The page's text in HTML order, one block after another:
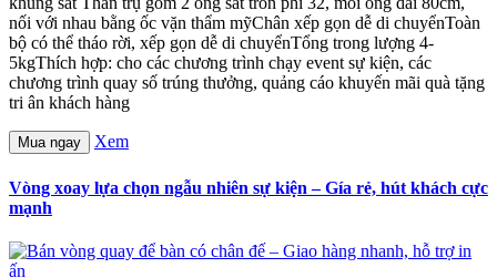
nối với nhau bằng ốc vặn thẩm mỹChân xếp gọn dễ di chuyểnToàn
bộ có thể tháo rời, xếp gọn dễ di chuyểnTổng trong lượng 4-
5kgThích hợp: cho các chương trình chạy event sự kiện, các
chương trình quay số trúng thưởng, quảng cáo khuyến mãi quà tặng
tri ân khách hàng
Mua ngay Xem
Vòng xoay lựa chọn ngẫu nhiên sự kiện – Gía rẻ, hút khách cực
mạnh